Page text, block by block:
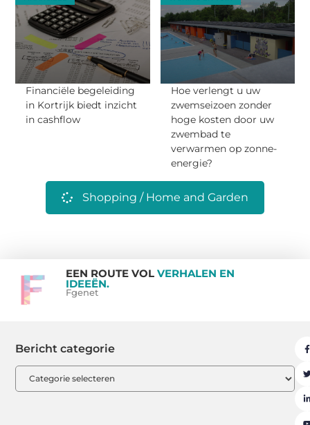
Financiële begeleiding
in Kortrijk biedt inzicht
in cashflow
Hoe verlengt u uw
zwemseizoen zonder
hoge kosten door uw
zwembad te
verwarmen op zonne-
energie?
Shopping / Home and Garden
EEN ROUTE VOL VERHALEN EN
IDEEËN.
Fgenet
Bericht categorie